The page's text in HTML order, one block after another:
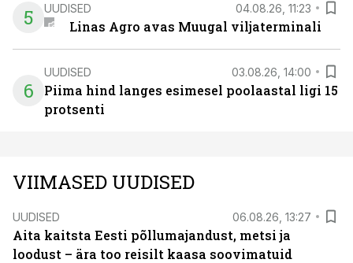
5 UUDISED 04.08.26, 11:23
Linas Agro avas Muugal viljaterminali
6
UUDISED 03.08.26, 14:00
Piima hind langes esimesel poolaastal ligi 15
protsenti
VIIMASED UUDISED
UUDISED 06.08.26, 13:27
Aita kaitsta Eesti põllumajandust, metsi ja
loodust – ära too reisilt kaasa soovimatuid